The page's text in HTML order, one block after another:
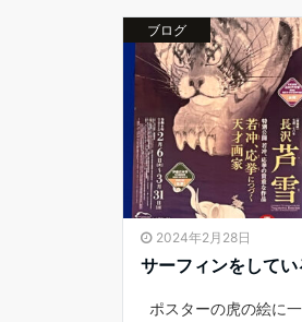
ブログ
2024年2月28日
サーフィンをして
ポスターの虎の絵に